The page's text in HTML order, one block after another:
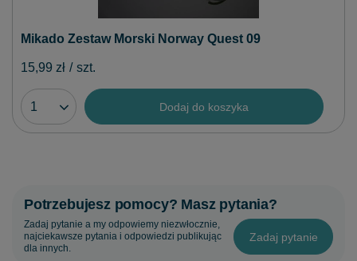
Mikado Zestaw Morski Norway Quest 09
15,99 zł / szt.
Dodaj do koszyka
Potrzebujesz pomocy? Masz pytania?
Zadaj pytanie a my odpowiemy niezwłocznie,
najciekawsze pytania i odpowiedzi publikując
dla innych.
Zadaj pytanie